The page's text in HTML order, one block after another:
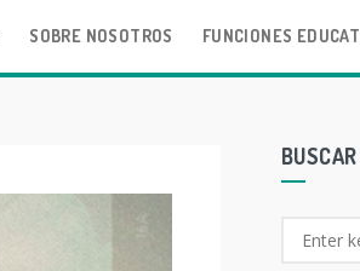
SOBRE NOSOTROS FUNCIONES
BUSCAR